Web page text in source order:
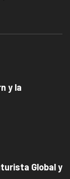
y la
Global y